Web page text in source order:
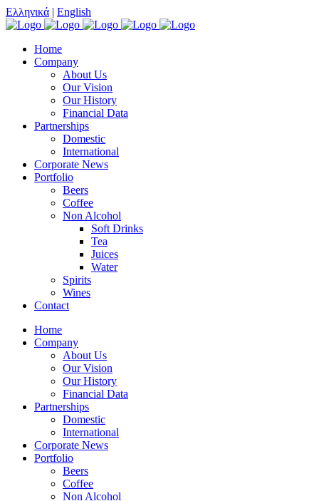
Ελληνικά | English
Home
Company
About Us
Our Vision
Our History
Financial Data
Partnerships
Domestic
International
Corporate News
Portfolio
Beers
Coffee
Non Alcohol
Soft Drinks
Tea
Juices
Water
Spirits
Wines
Contact
Home
Company
About Us
Our Vision
Our History
Financial Data
Partnerships
Domestic
International
Corporate News
Portfolio
Beers
Coffee
Non Alcohol